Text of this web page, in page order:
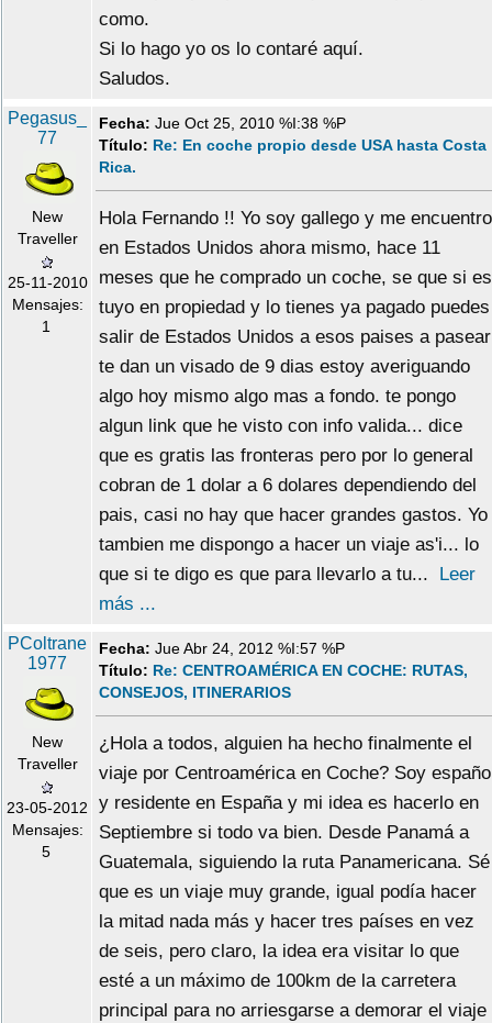
como.
Si lo hago yo os lo contaré aquí.
Saludos.
Pegasus_
77
New
Traveller
25-11-2010
Mensajes:
1
Fecha: Jue Oct 25, 2010 %I:38 %P
Título: Re: En coche propio desde USA hasta Costa
Rica.
Hola Fernando !! Yo soy gallego y me encuentro
en Estados Unidos ahora mismo, hace 11
meses que he comprado un coche, se que si es
tuyo en propiedad y lo tienes ya pagado puedes
salir de Estados Unidos a esos paises a pasear
te dan un visado de 9 dias estoy averiguando
algo hoy mismo algo mas a fondo. te pongo
algun link que he visto con info valida... dice
que es gratis las fronteras pero por lo general
cobran de 1 dolar a 6 dolares dependiendo del
pais, casi no hay que hacer grandes gastos. Yo
tambien me dispongo a hacer un viaje as'i... lo
que si te digo es que para llevarlo a tu...
Leer
más ...
PColtrane
1977
New
Traveller
23-05-2012
Mensajes:
5
Fecha: Jue Abr 24, 2012 %I:57 %P
Título: Re: CENTROAMÉRICA EN COCHE: RUTAS,
CONSEJOS, ITINERARIOS
¿Hola a todos, alguien ha hecho finalmente el
viaje por Centroamérica en Coche? Soy
y residente en España y mi idea es hacerlo en
Septiembre si todo va bien. Desde Panamá a
Guatemala, siguiendo la ruta Panamericana. Sé
que es un viaje muy grande, igual podía hacer
la mitad nada más y hacer tres países en vez
de seis, pero claro, la idea era visitar lo que
esté a un máximo de 100km de la carretera
principal para no arriesgarse a demorar el viaje